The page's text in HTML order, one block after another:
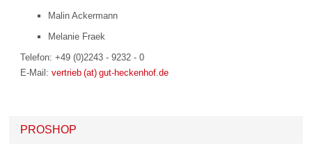
Malin Ackermann
Melanie Fraek
Telefon: +49 (0)2243 - 9232 - 0
E-Mail:vertrieb (at) gut-heckenhof.de
PROSHOP